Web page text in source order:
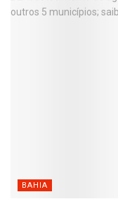
BAHIA